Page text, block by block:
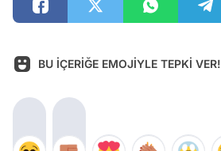
BU İÇERİĞE EMOJİYLE TEPKİ VER!